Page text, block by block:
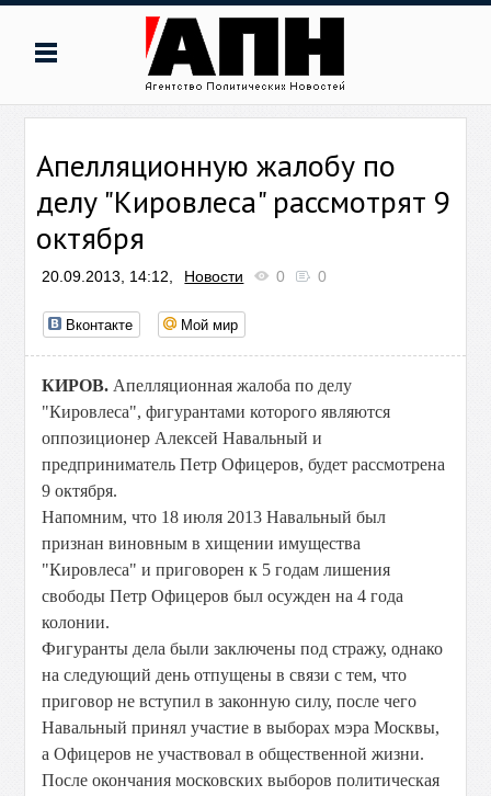
Апелляционную жалобу по
делу "Кировлеса" рассмотрят 9
октября
20.09.2013, 14:12, Новости 0 0
Вконтакте Мой мир
КИРОВ. Апелляционная жалоба по делу
"Кировлеса", фигурантами которого являются
оппозиционер Алексей Навальный и
предприниматель Петр Офицеров, будет рассмотрена
9 октября.
Напомним, что 18 июля 2013 Навальный был
признан виновным в хищении имущества
"Кировлеса" и приговорен к 5 годам лишения
свободы Петр Офицеров был осужден на 4 года
колонии.
Фигуранты дела были заключены под стражу, однако
на следующий день отпущены в связи с тем, что
приговор не вступил в законную силу, после чего
Навальный принял участие в выборахмэра Москвы,
а Офицеров не участвовал в общественной жизни.
После окончания московских выборов политическая